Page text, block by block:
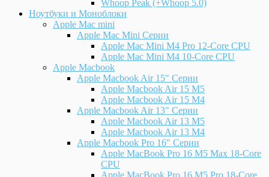
Whoop Peak (+Whoop 5.0)
Ноутбуки и Моноблоки
Apple Mac mini
Apple Mac Mini Серии
Apple Mac Mini M4 Pro 12-Core CPU
Apple Mac Mini M4 10-Core CPU
Apple Macbook
Apple Macbook Air 15" Серии
Apple Macbook Air 15 M5
Apple Macbook Air 15 M4
Apple Macbook Air 13" Серии
Apple Macbook Air 13 M5
Apple Macbook Air 13 M4
Apple Macbook Pro 16" Серии
Apple MacBook Pro 16 M5 Max 18-Core
CPU
Apple MacBook Pro 16 M5 Pro 18-Core